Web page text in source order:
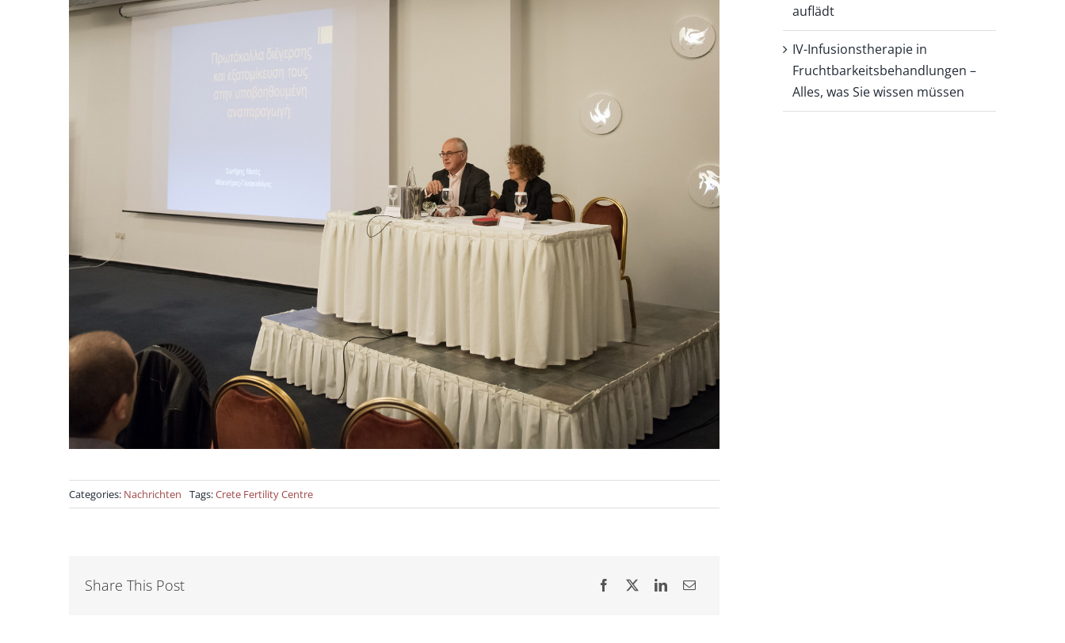
Categories: Nachrichten Tags:Crete Fertility Centre
Share This Post
auflädt
IV-Infusionstherapie in
Fruchtbarkeitsbehandlungen –
Alles, was Sie wissen müssen